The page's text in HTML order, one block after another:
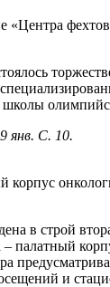
«Центра
янв. С. 10.
корпус
в строй
– палатный
и